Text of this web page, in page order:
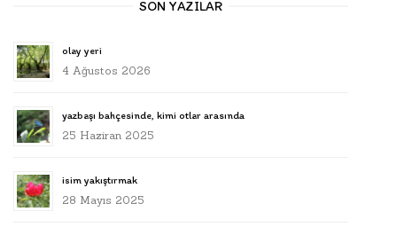
SON YAZILAR
olay yeri
4 Ağustos 2026
yazbaşı bahçesinde, kimi otlar arasında
25 Haziran 2025
isim yakıştırmak
28 Mayıs 2025